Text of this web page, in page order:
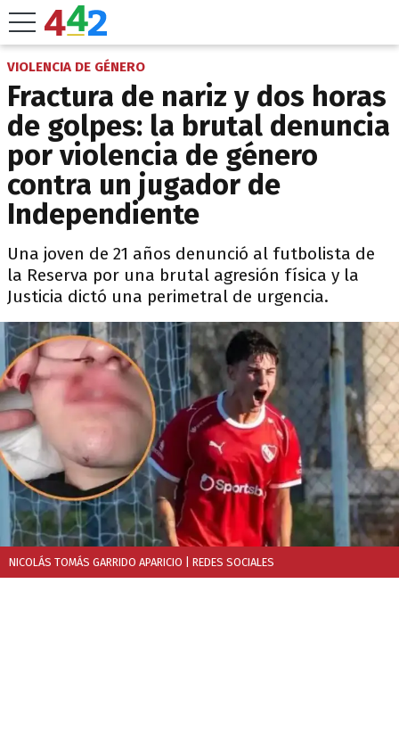
VIOLENCIA DE GÉNERO
Fractura de nariz y dos horas
de golpes: la brutal denuncia
por violencia de género
contra un jugador de
Independiente
Una joven de 21 años denunció al futbolista de
la Reserva por una brutal agresión física y la
Justicia dictó una perimetral de urgencia.
NICOLÁS TOMÁS GARRIDO APARICIO | REDES SOCIALES